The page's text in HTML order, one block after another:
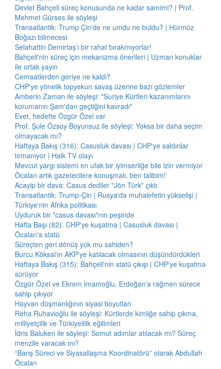
Devlet Bahçeli süreç konusunda ne kadar samimi? | Prof.
Mehmet Gürses ile söyleşi
Transatlantik: Trump Çin'de ne umdu ne buldu? | Hürmüz
Boğazı bilmecesi
Selahattin Demirtaş'ı bir rahat bırakmıyorlar!
Bahçeli'nin süreç için mekanizma önerileri | Uzman konuklar
ile ortak yayın
Cemaatlerden geriye ne kaldı?
CHP'ye yönelik topyekun savaş üzerine bazı gözlemler
Amberin Zaman ile söyleşi: "Suriye Kürtleri kazanımlarını
korumanın Şam'dan geçtiğini kavradı"
Evet, hedefte Özgür Özel var
Prof. Şule Özsoy Boyunsuz ile söyleşi: Yoksa bir daha seçim
olmayacak mı?
Haftaya Bakış (316): Casusluk davası | CHP'ye saldırılar
tırmanıyor | Halk TV olayı
Mevcut yargı sistemi en ufak bir iyimserliğe bile izin vermiyor
Öcalan artık gazetecilere konuşmalı, ben talibim!
Acayip bir dava: Casus dediler "Jön Türk" çıktı
Transatlantik: Trump-Çin | Rusya'da muhalefetin yükselişi |
Türkiye'nin Afrika politikası
Uyduruk bir "casus davası"nın peşinde
Hafta Başı (82): CHP'ye kuşatma | Casusluk davası |
Öcalan'a statü
Süreçten geri dönüş yok mu sahiden?
Burcu Köksal'ın AKP'ye katılacak olmasının düşündürdükleri
Haftaya Bakış (315): Bahçeli'nin statü çıkışı | CHP'ye kuşatma
sürüyor
Özgür Özel ve Ekrem İmamoğlu, Erdoğan'a rağmen sürece
sahip çıkıyor
Hayvan düşmanlığının siyasi boyutları
Reha Ruhavioğlu ile söyleşi: Kürtlerde kimliğe sahip çıkma,
milliyetçilik ve Türkiyelilik eğilimleri
İdris Baluken ile söyleşi: Somut adımlar atılacak mı? Süreç
menzile varacak mı?
“Barış Süreci ve Siyasallaşma Koordinatörü” olarak Abdullah
Öcalan